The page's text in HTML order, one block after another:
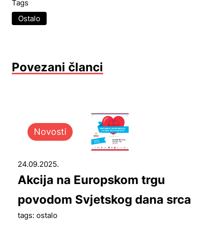
Tags
Ostalo
Povezani članci
Novosti
24.09.2025.
Akcija na Europskom trgu
povodom Svjetskog dana srca
tags: ostalo